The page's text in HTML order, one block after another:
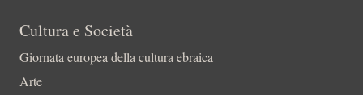
Cultura e Società
Giornata europea della cultura ebraica
Arte